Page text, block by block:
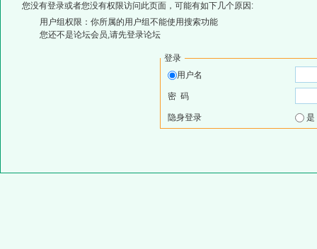
您没有登录或者您没有权限访问此页面，可能有如下几个原因:
用户组权限：你所属的用户组不能使用搜索功能
您还不是论坛会员,请先登录论坛
登录
用户名
密 码
隐身登录